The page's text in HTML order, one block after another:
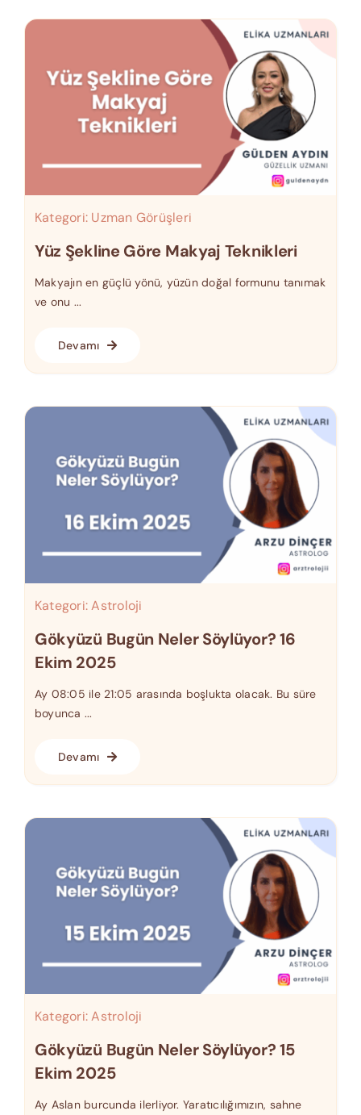
Kategori: Uzman Görüşleri
Yüz Şekline Göre Makyaj Teknikleri
Makyajın en güçlü yönü, yüzün doğal formunu tanımak
ve onu ...
Devamı
Kategori:Astroloji
Gökyüzü Bugün Neler Söylüyor? 16
Ekim 2025
Ay 08:05 ile 21:05 arasında boşlukta olacak. Bu süre
boyunca ...
Devamı
Kategori:Astroloji
Gökyüzü Bugün Neler Söylüyor? 15
Ekim 2025
Ay Aslan burcunda ilerliyor. Yaratıcılığımızın, sahne